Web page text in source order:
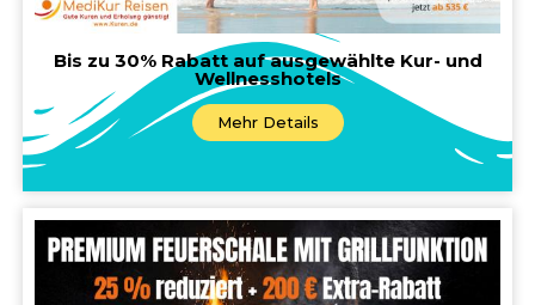
Bis zu 30% Rabatt auf ausgewählte Kur- und
Wellnesshotels
Mehr Details